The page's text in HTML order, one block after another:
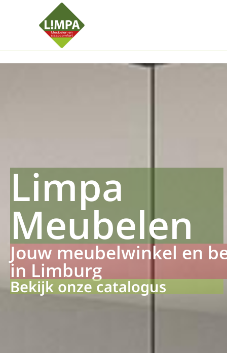
Anhangerma Sommersch
Limpa
Meubelen
Jouw meubelwinkel en
in Limburg
Bekijk onze catalogus